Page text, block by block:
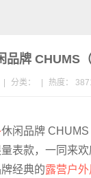
品牌 CHUMS
分类： 热度：
休闲品牌
表款，一同来
经典的露营户